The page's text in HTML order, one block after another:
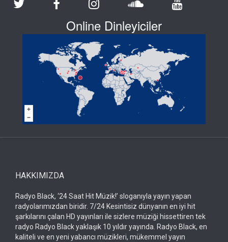
Online Dinleyiciler
HAKKIMIZDA
Radyo Black, ‘24 Saat Hit Müzik!’ sloganıyla yayın yapan
radyolarımızdan biridir. 7/24 Kesintisiz dünyanın en iyi hit
şarkılarını çalan HD yayınları ile sizlere müziği hissettiren tek
radyo Radyo Black yaklaşık 10 yıldır yayında. Radyo Black, en
kaliteli ve en yeni yabancı müzikleri, mükemmel yayın